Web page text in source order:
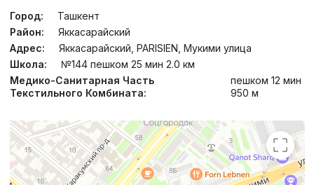
Город:
Ташкент
Район:
Яккасарайский
Адрес:
Яккасарайский, PARISIEN, Мукими улица
Школа:
№144 пешком 25 мин 2.0 км
Медико-Санитарная Часть
Текстильного Комбината:
пешком 12 мин
950 м